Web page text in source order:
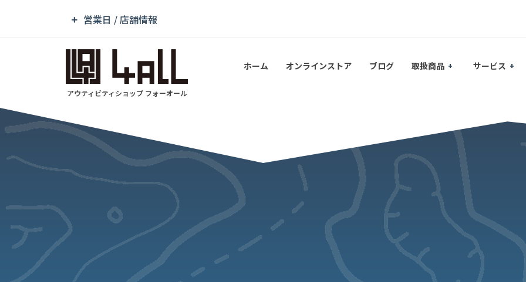
営業日 / 店舗情報
アウティビティショップ フォーオール
ホーム オンラインストア ブログ 取扱商品 サービス